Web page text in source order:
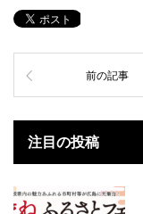
前の記事
注目の投稿